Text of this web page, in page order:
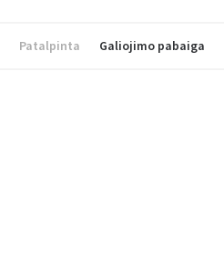
Patalpinta Galiojimo pabaiga